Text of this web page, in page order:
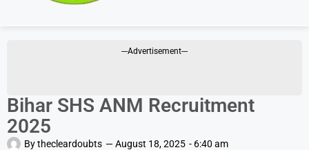
---Advertisement---
Bihar SHS ANM Recruitment
2025
Bythecleardoubts —August 18, 2025 - 6:40 am